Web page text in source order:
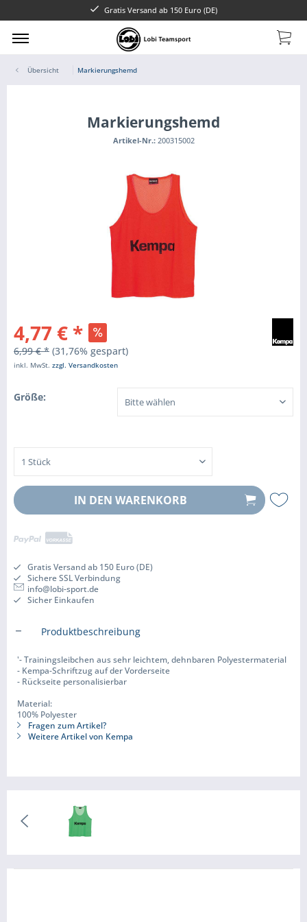
Gratis Versand ab 150 Euro (DE)
Übersicht Markierungshemd
Markierungshemd
Artikel-Nr.: 200315002
4,77 € *
6,99 € * (31,76% gespart)
inkl. MwSt. zzgl. Versandkosten
Größe:
IN DEN WARENKORB
Gratis Versand ab 150 Euro (DE)
Sichere SSL Verbindung
info@lobi-sport.de
Sicher Einkaufen
Produktbeschreibung
'- Trainingsleibchen aus sehr leichtem, dehnbaren Polyestermaterial
- Kempa-Schriftzug auf der Vorderseite
- Rückseite personalisierbar
Material:
100% Polyester
Fragen zum Artikel?
Weitere Artikel von Kempa